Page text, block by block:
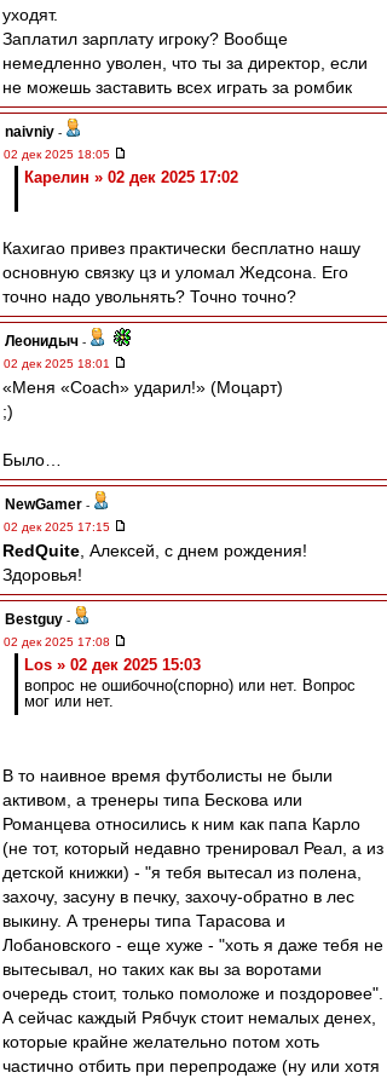
уходят.
Заплатил зарплату игроку? Вообще
немедленно уволен, что ты за директор, если
не можешь заставить всех играть за ромбик
naivniy -
02 дек 2025 18:05
Карелин » 02 дек 2025 17:02
Кахигао привез практически бесплатно нашу
основную связку цз и уломал Жедсона. Его
точно надо увольнять? Точно точно?
Леонидыч -
02 дек 2025 18:01
«Меня «Coach» ударил!» (Моцарт)
;)
Было…
NewGamer -
02 дек 2025 17:15
RedQuite , Алексей, с днем рождения!
Здоровья!
Bestguy -
02 дек 2025 17:08
Los » 02 дек 2025 15:03
вопрос не ошибочно(спорно) или нет. Вопрос
мог или нет.
В то наивное время футболисты не были
активом, а тренеры типа Бескова или
Романцева относились к ним как папа Карло
(не тот, который недавно тренировал Реал, а из
детской книжки) - "я тебя вытесал из полена,
захочу, засуну в печку, захочу-обратно в лес
выкину. А тренеры типа Тарасова и
Лобановского - еще хуже - "хоть я даже тебя не
вытесывал, но таких как вы за воротами
очередь стоит, только помоложе и поздоровее".
А сейчас каждый Рябчук стоит немалых денех,
которые крайне желательно потом хоть
частично отбить при перепродаже (ну или хотя